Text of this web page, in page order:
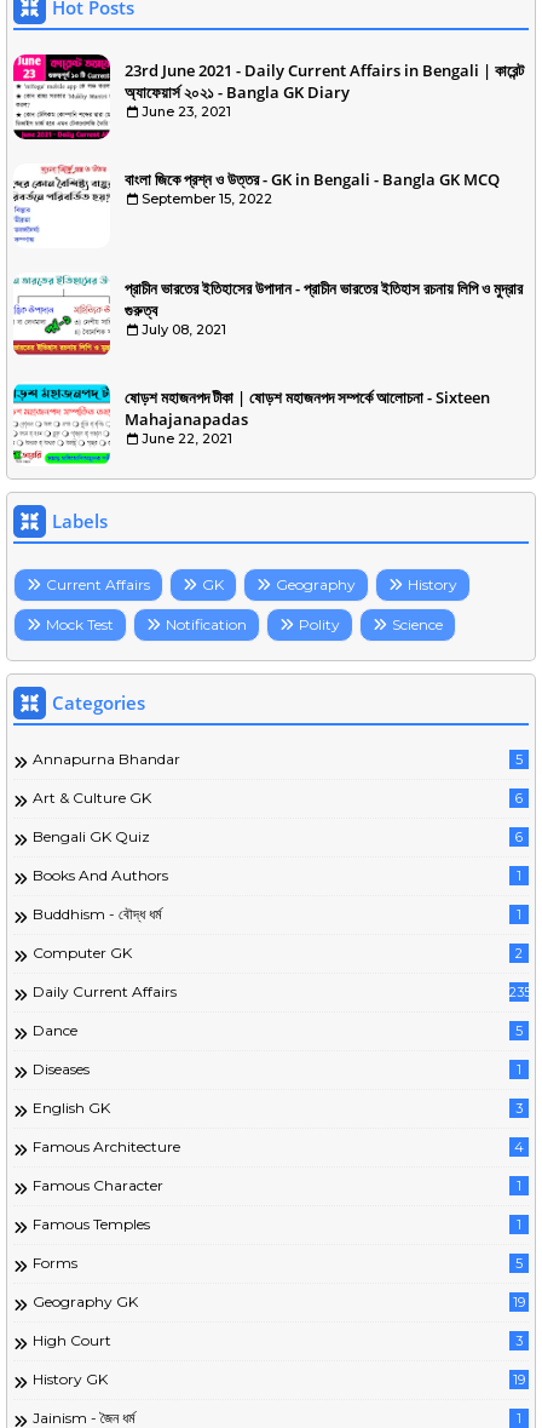
Hot Posts
23rd June 2021 - Daily Current Affairs in Bengali | কারেন্ট
অ্যাফেয়ার্স ২০২১ - Bangla GK Diary
June 23, 2021
বাংলা জিকে প্রশ্ন ও উত্তর - GK in Bengali - Bangla GK MCQ
September 15, 2022
প্রাচীন ভারতের ইতিহাসের উপাদান - প্রাচীন ভারতের ইতিহাস রচনায় লিপি ও মুদ্রার
গুরুত্ব
July 08, 2021
ষোড়শ মহাজনপদ টীকা | ষোড়শ মহাজনপদ সম্পর্কে আলোচনা - Sixteen
Mahajanapadas
June 22, 2021
Labels
Current Affairs GK Geography History
Mock Test Notification Polity Science
Categories
Annapurna Bhandar 5
Art & Culture GK 6
Bengali GK Quiz 6
Books And Authors 1
Buddhism - বৌদ্ধ ধর্ম 1
Computer GK 2
Daily Current Affairs 235
Dance 5
Diseases 1
English GK 3
Famous Architecture 4
Famous Character 1
Famous Temples 1
Forms 5
Geography GK 19
High Court 3
History GK 19
Jainism - জৈন ধর্ম 1